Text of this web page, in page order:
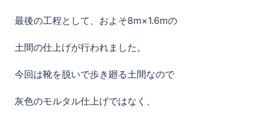
最後の工程として、およそ8m×1.6mの
土間の仕上げが行われました。
今回は靴を脱いで歩き廻る土間なので
灰色のモルタル仕上げではなく、